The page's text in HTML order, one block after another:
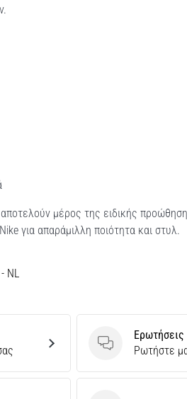
αποτελούν μέρος της ειδικής
για απαράμιλλη ποιότητα και στυλ.
NL
Ερωτήσεις
Ερωτήσεις
Ρωτήστε